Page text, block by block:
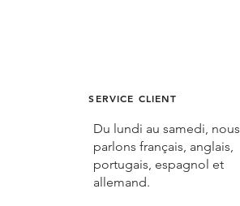
SERVICE CLIENT
Du lundi au samedi, nous
parlons français, anglais,
portugais, espagnol et
allemand.